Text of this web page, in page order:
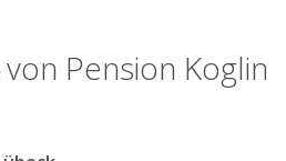
Pension Koglin